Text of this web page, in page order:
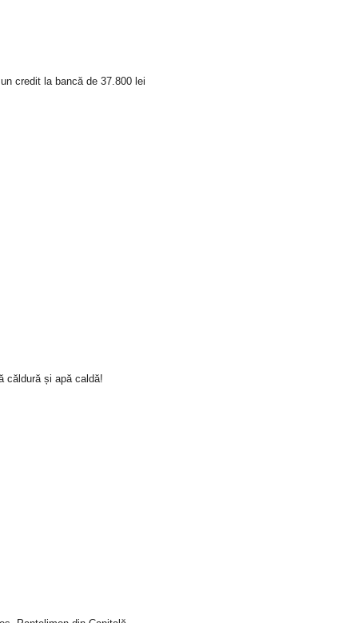
credit la bancă de 37.800 lei
căldură și apă caldă!